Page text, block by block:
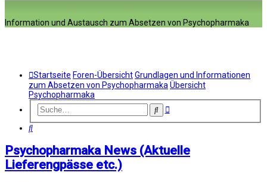
Information und Austausch zum Absetzen von Psychopharmaka
Startseite Foren-ÜbersichtGrundlagen und Informationen
zum Absetzen von Psychopharmaka Übersicht
Psychopharmaka
SucheErweiterte
Suche
Psychopharmaka News (Aktuelle
Lieferengpässe etc.)